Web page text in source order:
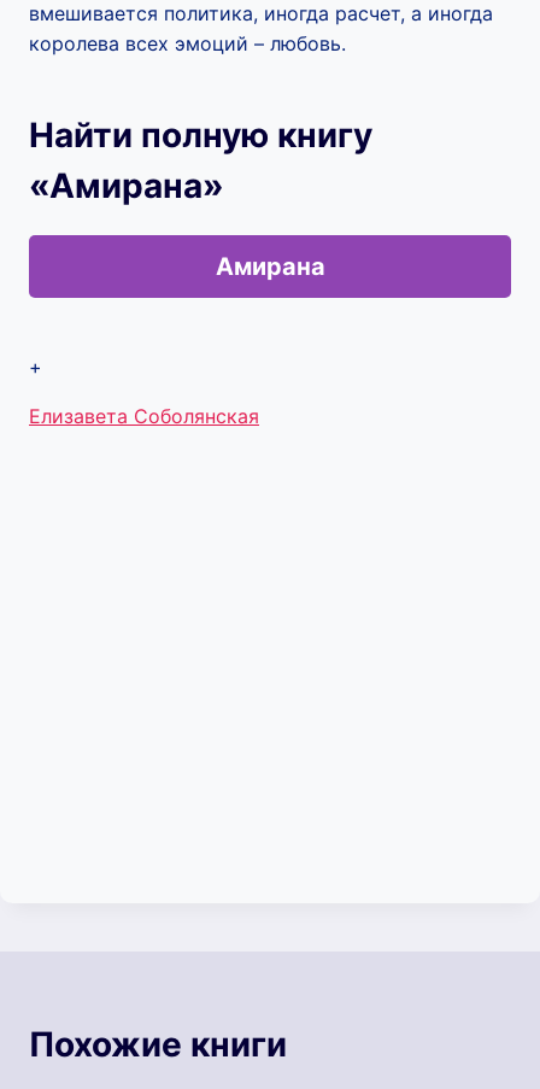
вмешивается политика, иногда расчет, а иногда
королева всех эмоций – любовь.
Найти полную книгу
«Амирана»
Амирана
+
Метки
Елизавета Соболянская
Похожие книги